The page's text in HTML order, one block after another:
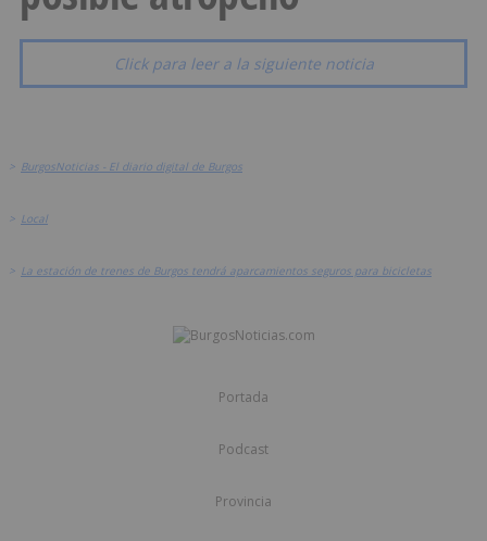
Click para leer a la siguiente noticia
> BurgosNoticias - El diario digital de Burgos
> Local
> La estación de trenes de Burgos tendrá aparcamientos seguros para bicicletas
Portada
Podcast
Provincia